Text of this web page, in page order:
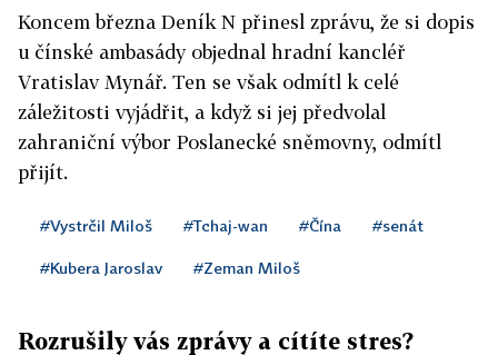
Koncem března Deník N přinesl zprávu, že si dopis
u čínské ambasády objednal hradní kancléř
Vratislav Mynář. Ten se však odmítl k celé
záležitosti vyjádřit, a když si jej předvolal
zahraniční výbor Poslanecké sněmovny, odmítl
přijít.
#Vystrčil Miloš #Tchaj-wan #Čína #senát
#Kubera Jaroslav #Zeman Miloš
Rozrušily vás zprávy a cítíte stres?